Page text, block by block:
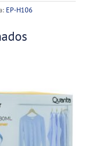
EP-H106